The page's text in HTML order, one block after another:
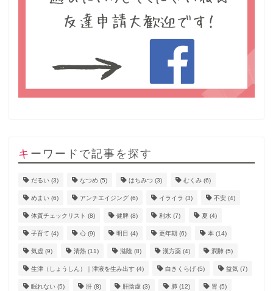
キーワードで記事を探す
だるい (3) なつめ (5) はちみつ (3) むくみ (6)
めまい (6) アンチエイジング (6) イライラ (3) 不安 (4)
体質チェックリスト (8) 健脾 (8) 利水 (7) 夏 (4)
子育て (4) 心 (9) 明目 (4) 更年期 (6) 本 (14)
気虚 (9) 清熱 (11) 滋陰 (8) 漢方薬 (4) 潤肺 (5)
生津（しょうしん）｜津液を生み出す (4) 白きくらげ (5) 益気 (7)
眠れない (5) 肝 (8) 肝陰虚 (3) 肺 (12) 胃 (5)